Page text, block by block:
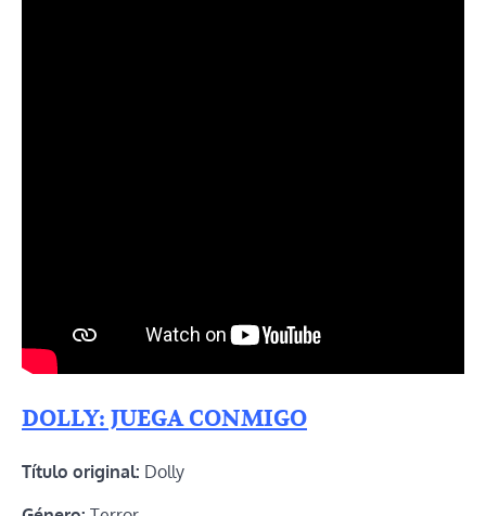
DOLLY: JUEGA CONMIGO
Título original: Dolly